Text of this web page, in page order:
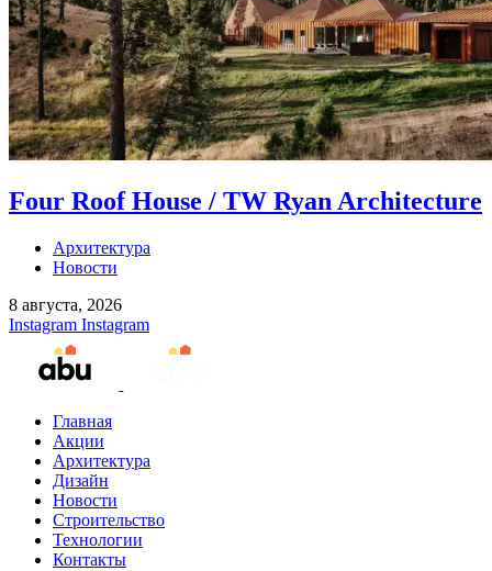
Four Roof House / TW Ryan Architecture
Архитектура
Новости
8 августа, 2026
Instagram Instagram
Главная
Акции
Архитектура
Дизайн
Новости
Строительство
Технологии
Контакты